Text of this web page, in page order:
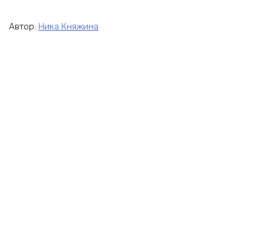
Автор: Ника Княжина